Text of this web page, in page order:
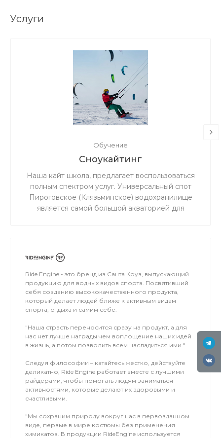
Услуги
Обучение
Сноукайтинг
Наша кайт школа, предлагает воспользоваться
полным спектром услуг. Универсальный спот
Пироговское (Клязьминское) водохранилище
является самой большой акваторией для
льду мокро или нет снега, мы занимаемся на
Ride Engine - это бренд из Санта Круз, выпускающий
продукцию для водных видов спорта. Посвятивший
себя созданию высококачественного продукта,
который делает людей ближе к активным видам
спорта, отдыха и самим себе.
"Наша страсть переносится сразу на продукт, а для
нас нет лучше награды чем воплощение наших идей
в жизнь, а потом позволить всем насладиться ими."
Следуя философии – катайтесь жестко, действуйте
деликатно, Ride Engine работает вместе с лучшими
райдерами, чтобы помогать людям заниматься
активностями, которые делают их здоровыми и
счастливыми.
"Мы сохраним природу вокруг нас в первозданном
виде, первые в мире костюмы без применения
химикатов. В продукции RideEngine используется